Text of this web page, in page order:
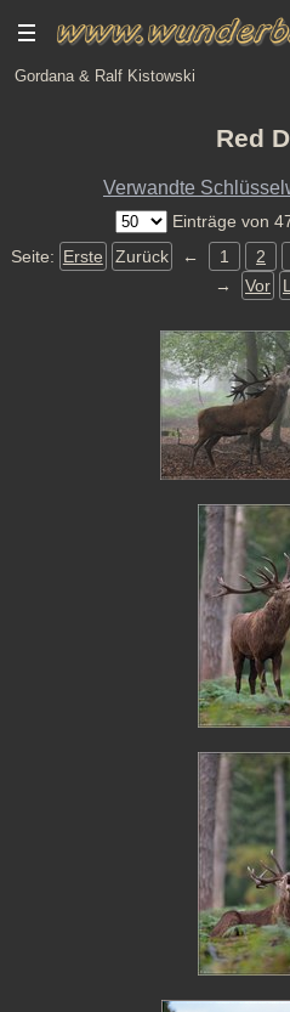
Gordana & Ralf Kistowski
Red
Verwandte
Einträge von
Seite: Erste Zurück ← 1 2
→
Vor